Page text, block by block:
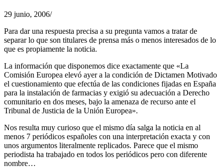
29 junio, 2006/
Para dar una respuesta precisa a su pregunta vamos a tratar de
separar lo que son titulares de prensa más o menos interesados de lo
que es propiamente la noticia.
La información que disponemos dice exactamente que «La
Comisión Europea elevó ayer a la condición de Dictamen Motivado
el cuestionamiento que efectúa de las condiciones fijadas en España
para la instalación de farmacias y exigió su adecuación a Derecho
comunitario en dos meses, bajo la amenaza de recurso ante el
Tribunal de Justicia de la Unión Europea».
Nos resulta muy curioso que el mismo día salga la noticia en al
menos 7 periódicos españoles con una interpretación exacta y con
unos argumentos literalmente replicados. Parece que el mismo
periodista ha trabajado en todos los periódicos pero con diferente
nombre…